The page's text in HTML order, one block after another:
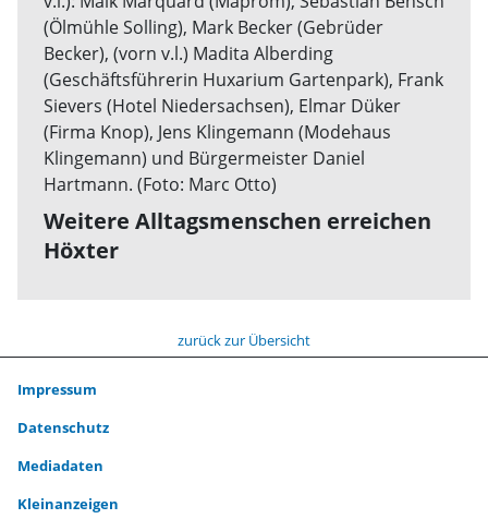
Weitere Alltagsmenschen erreichen
Höxter
zurück zur Übersicht
Impressum
Datenschutz
Mediadaten
Kleinanzeigen